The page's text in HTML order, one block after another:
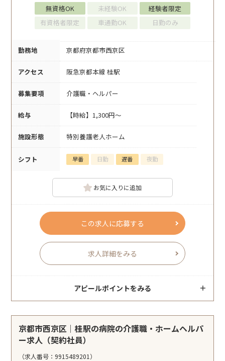
無資格OK 未経験OK
経験者限定
有資格者限定
車通勤OK 日勤のみ
勤務地 京都府京都市西京区
アクセス 阪急京都本線 桂駅
募集要項 介護職・ヘルパー
給与 【時給】1,300円～
施設形態 特別養護老人ホーム
シフト 早番 日勤 遅番 夜勤
お気に入りに追加
この求人に応募する
求人詳細をみる
アピールポイントをみる
京都市西京区｜桂駅の病院の介護職・ホームヘルパ
ー求人（契約社員）
（求人番号：9915489201）